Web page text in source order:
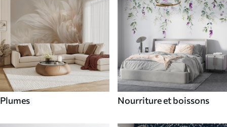
Plumes Nourriture et boissons